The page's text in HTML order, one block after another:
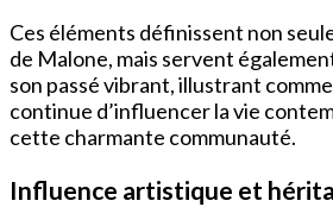
Ces éléments définissent non
de Malone, mais servent
son passé vibrant, illustrant
continue d’influencer la vie
cette charmante communauté.
Influence artistique et